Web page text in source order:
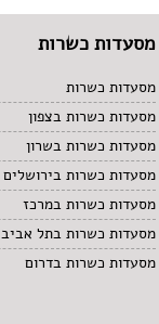
מסעדות כשרות
מסעדות כשרות
מסעדות כשרות בצפון
מסעדות כשרות בשרון
מסעדות כשרות בירושלים
מסעדות כשרות במרכז
מסעדות כשרות בתל אביב
מסעדות כשרות בדרום